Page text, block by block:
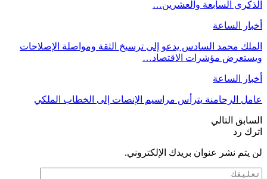
الذكرى السابعة والعشرين…
أخبار الساعة
الملك محمد السادس يدعو إلى ترسيخ الثقة ومواصلة الإصلاحات
ويستعرض مؤشرات الاقتصاد…
أخبار الساعة
عامل الرحامنة يترأس مراسيم الإنصات إلى الخطاب الملكي
السابق التالي
اترك رد
لن يتم نشر عنوان بريدك الإلكتروني.